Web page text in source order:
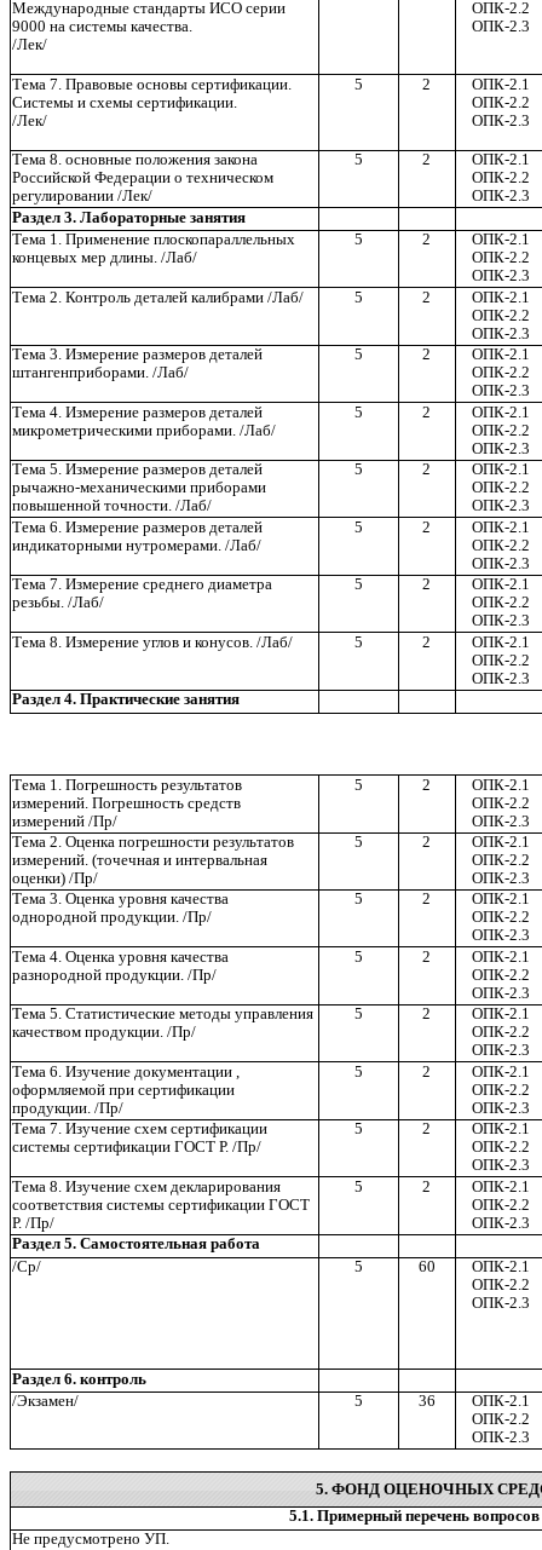
Международные стандарты ИСО серии
9000 на системы качества.
/Лек/
ОПК-2.2
ОПК-2.3
Тема 7. Правовые основы сертификации.
Системы и схемы сертификации.
/Лек/
2
ОПК-2.1
ОПК-2.2
ОПК-2.3
5
Тема 8. основные положения закона
Российской Федерации о техническом
регулировании /Лек/
2
ОПК-2.1
ОПК-2.2
ОПК-2.3
5
Раздел 3. Лабораторные занятия
Тема 1. Применение плоскопараллельных
концевых мер длины. /Лаб/
2
ОПК-2.1
ОПК-2.2
ОПК-2.3
5
Тема 2. Контроль деталей калибрами /Лаб/ 2
ОПК-2.1
ОПК-2.2
ОПК-2.3
5
Тема 3. Измерение размеров деталей
штангенприборами. /Лаб/
2
ОПК-2.1
ОПК-2.2
ОПК-2.3
5
Тема 4. Измерение размеров деталей
микрометрическими приборами. /Лаб/
2
ОПК-2.1
ОПК-2.2
ОПК-2.3
5
Тема 5. Измерение размеров деталей
рычажно-механическими приборами
повышенной точности. /Лаб/
2
ОПК-2.1
ОПК-2.2
ОПК-2.3
5
Тема 6. Измерение размеров деталей
индикаторными нутромерами. /Лаб/
2
ОПК-2.1
ОПК-2.2
ОПК-2.3
5
Тема 7. Измерение среднего диаметра
резьбы. /Лаб/
2
ОПК-2.1
ОПК-2.2
ОПК-2.3
5
Тема 8. Измерение углов и конусов. /Лаб/ 2
ОПК-2.1
ОПК-2.2
ОПК-2.3
5
Раздел 4. Практические занятия
Тема 1. Погрешность результатов
измерений. Погрешность средств
измерений /Пр/
2
ОПК-2.1
ОПК-2.2
ОПК-2.3
5
Тема 2. Оценка погрешности результатов
измерений. (точечная и интервальная
оценки) /Пр/
2
ОПК-2.1
ОПК-2.2
ОПК-2.3
5
Тема 3. Оценка уровня качества
однородной продукции. /Пр/
2
ОПК-2.1
ОПК-2.2
ОПК-2.3
5
Тема 4. Оценка уровня качества
разнородной продукции. /Пр/
2
ОПК-2.1
ОПК-2.2
ОПК-2.3
5
Тема 5. Статистические методы управления
качеством продукции. /Пр/
2
ОПК-2.1
ОПК-2.2
ОПК-2.3
5
Тема 6. Изучение документации ,
оформляемой при сертификации
продукции. /Пр/
2
ОПК-2.1
ОПК-2.2
ОПК-2.3
5
Тема 7. Изучение схем сертификации
системы сертификации ГОСТ Р. /Пр/
2
ОПК-2.1
ОПК-2.2
ОПК-2.3
5
Тема 8. Изучение схем декларирования
соответствия системы сертификации ГОСТ
Р. /Пр/
2
ОПК-2.1
ОПК-2.2
ОПК-2.3
5
Раздел 5. Самостоятельная работа
/Ср/
60
ОПК-2.1
ОПК-2.2
ОПК-2.3
5
Раздел 6. контроль
/Экзамен/
36
ОПК-2.1
ОПК-2.2
ОПК-2.3
5
5. ФОНД ОЦЕНОЧНЫХ
5.1. Примерный перечень вопросов
Не предусмотрено УП.